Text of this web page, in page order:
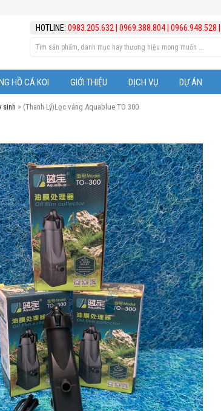
HOTLINE:0983.205.632 |0969.388.804|0966.948.528
HỒ CÁ KOI GIỚI THIỆU DỊCH VỤ DỰ ÁN
sinh > (Thanh Lý)Lọc váng Aquablue TO 300